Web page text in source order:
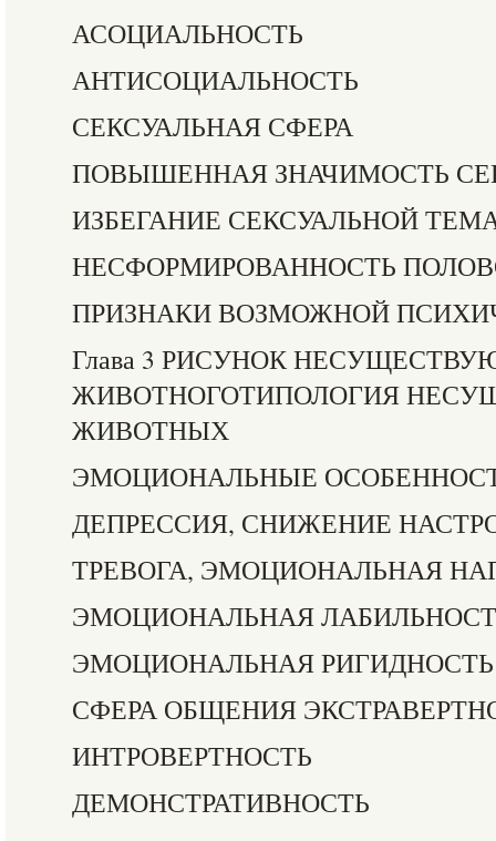
АСОЦИАЛЬНОСТЬ
АНТИСОЦИАЛЬНОСТЬ
СЕКСУАЛЬНАЯ СФЕРА
ПОВЫШЕННАЯ ЗНАЧИМОСТЬ
ИЗБЕГАНИЕ СЕКСУАЛЬНОЙ
НЕСФОРМИРОВАННОСТЬ
ПРИЗНАКИ ВОЗМОЖНОЙ
Глава 3 РИСУНОК
ЖИВОТНОГОТИПОЛОГИЯ
ЖИВОТНЫХ
ЭМОЦИОНАЛЬНЫЕ
ДЕПРЕССИЯ, СНИЖЕНИЕ
ТРЕВОГА, ЭМОЦИОНАЛЬНАЯ
ЭМОЦИОНАЛЬНАЯ
ЭМОЦИОНАЛЬНАЯ РИГИДНОСТЬ
СФЕРА ОБЩЕНИЯ
ИНТРОВЕРТНОСТЬ
ДЕМОНСТРАТИВНОСТЬ